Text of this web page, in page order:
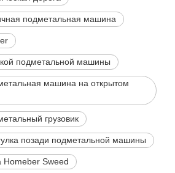
подметальная машина
подметальной машины
машина на открытом
грузовик
позади подметальной машины
Homeber Sweed